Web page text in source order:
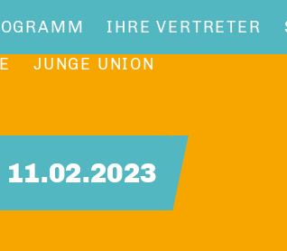
IHRE VERTRETER
JUNGE UNION
11.02.2023